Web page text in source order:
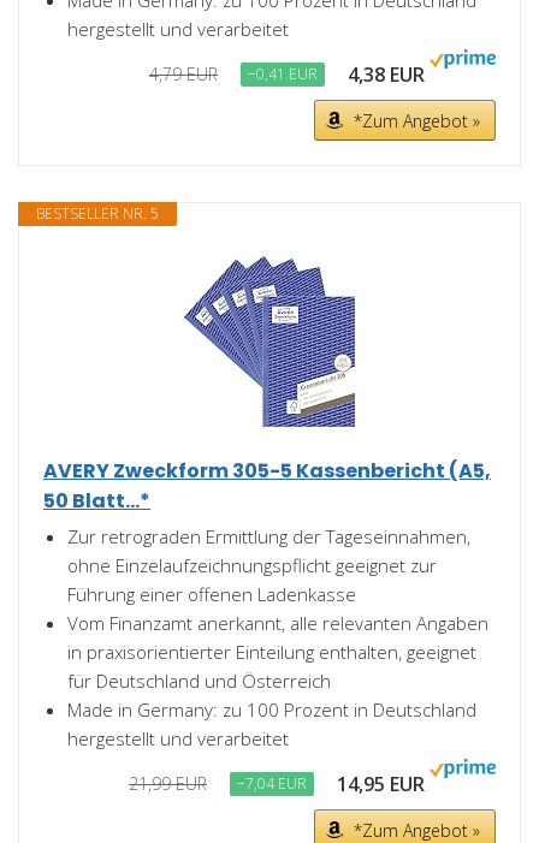
hergestellt und verarbeitet
4,79 EUR −0,41 EUR 4,38 EUR
*Zum Angebot »
BESTSELLER NR. 5
AVERY Zweckform 305-5 Kassenbericht (A5,
50 Blatt...*
Zur retrograden Ermittlung der Tageseinnahmen,
ohne Einzelaufzeichnungspflicht geeignet zur
Führung einer offenen Ladenkasse
Vom Finanzamt anerkannt, alle relevanten Angaben
in praxisorientierter Einteilung enthalten, geeignet
für Deutschland und Österreich
Made in Germany: zu 100 Prozent in Deutschland
hergestellt und verarbeitet
21,99 EUR −7,04 EUR 14,95 EUR
*Zum Angebot »